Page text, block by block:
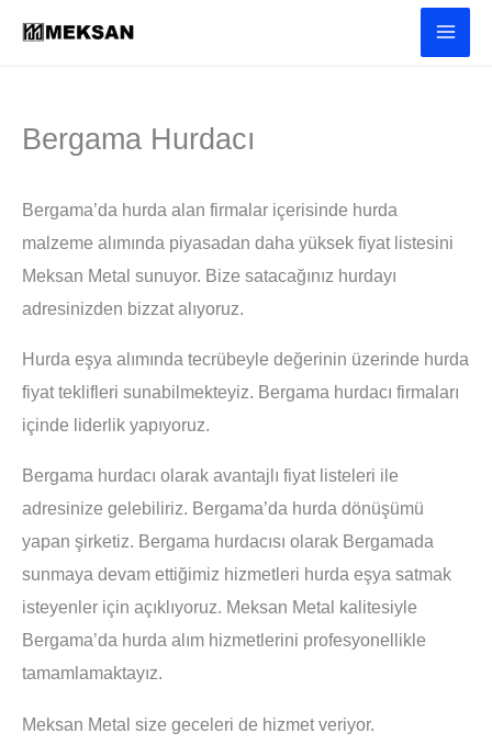
atla
Bergama Hurdacı
Bergama’da hurda alan firmalar içerisinde hurda
malzeme alımında piyasadan daha yüksek fiyat listesini
Meksan Metal sunuyor. Bize satacağınız hurdayı
adresinizden bizzat alıyoruz.
Hurda eşya alımında tecrübeyle değerinin üzerinde hurda
fiyat teklifleri sunabilmekteyiz. Bergama hurdacı firmaları
içinde liderlik yapıyoruz.
Bergama hurdacı olarak avantajlı fiyat listeleri ile
adresinize gelebiliriz. Bergama’da hurda dönüşümü
yapan şirketiz. Bergama hurdacısı olarak Bergamada
sunmaya devam ettiğimiz hizmetleri hurda eşya satmak
isteyenler için açıklıyoruz. Meksan Metal kalitesiyle
Bergama’da hurda alım hizmetlerini profesyonellikle
tamamlamaktayız.
Meksan Metal size geceleri de hizmet veriyor.